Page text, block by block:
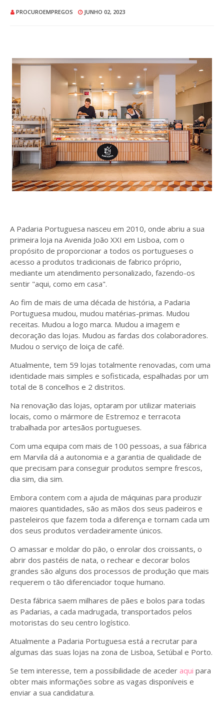
PROCUROEMPREGOS JUNHO 02, 2023
A Padaria Portuguesa nasceu em 2010, onde abriu a sua
primeira loja na Avenida João XXI em Lisboa, com o
propósito de proporcionar a todos os portugueses o
acesso a produtos tradicionais de fabrico próprio,
mediante um atendimento personalizado, fazendo-os
sentir "aqui, como em casa".
Ao fim de mais de uma década de história, a Padaria
Portuguesa mudou, mudou matérias-primas. Mudou
receitas. Mudou a logo marca. Mudou a imagem e
decoração das lojas. Mudou as fardas dos colaboradores.
Mudou o serviço de loiça de café.
Atualmente, tem 59 lojas totalmente renovadas, com uma
identidade mais simples e sofisticada, espalhadas por um
total de 8 concelhos e 2 distritos.
Na renovação das lojas, optaram por utilizar materiais
locais, como o mármore de Estremoz e terracota
trabalhada por artesãos portugueses.
Com uma equipa com mais de 100 pessoas, a sua fábrica
em Marvila dá a autonomia e a garantia de qualidade de
que precisam para conseguir produtos sempre frescos,
dia sim, dia sim.
Embora contem com a ajuda de máquinas para produzir
maiores quantidades, são as mãos dos seus padeiros e
pasteleiros que fazem toda a diferença e tornam cada um
dos seus produtos verdadeiramente únicos.
O amassar e moldar do pão, o enrolar dos croissants, o
abrir dos pastéis de nata, o rechear e decorar bolos
grandes são alguns dos processos de produção que mais
requerem o tão diferenciador toque humano.
Desta fábrica saem milhares de pães e bolos para todas
as Padarias, a cada madrugada, transportados pelos
motoristas do seu centro logístico.
Atualmente a Padaria Portuguesa está a recrutar para
algumas das suas lojas na zona de Lisboa, Setúbal e Porto.
Se tem interesse, tem a possibilidade de aceder aqui para
obter mais informações sobre as vagas disponíveis e
enviar a sua candidatura.